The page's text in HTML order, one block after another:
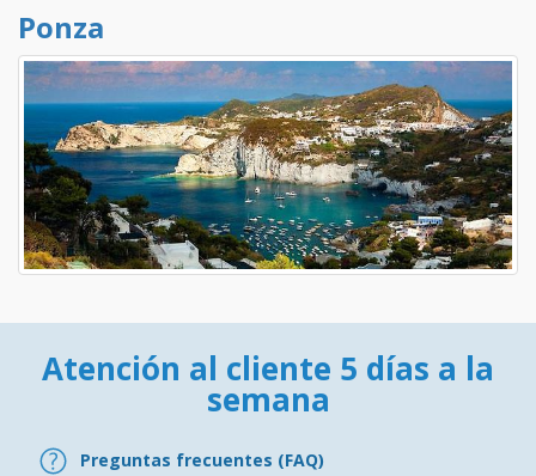
Ponza
Atención al cliente 5 días a la
semana
Preguntas frecuentes (FAQ)